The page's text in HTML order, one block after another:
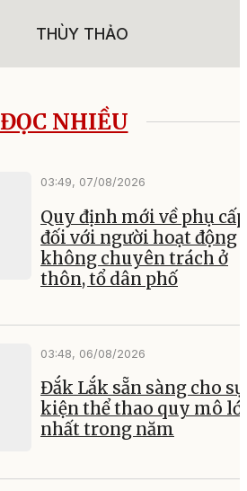
THÙY THẢO
ĐỌC NHIỀU
03:49, 07/08/2026
Quy định mới về phụ cấp
đối với người hoạt động
không chuyên trách ở
thôn, tổ dân phố
03:48, 06/08/2026
Đắk Lắk sẵn sàng cho sự
kiện thể thao quy mô
nhất trong năm